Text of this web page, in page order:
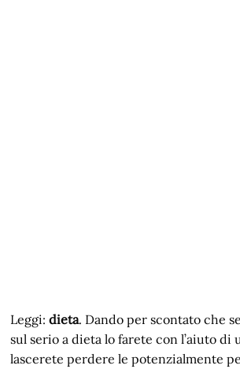
Leggi:dieta. Dando per scontato che
sul serio a dieta lo farete con l’aiuto di
lascerete perdere le potenzialmente